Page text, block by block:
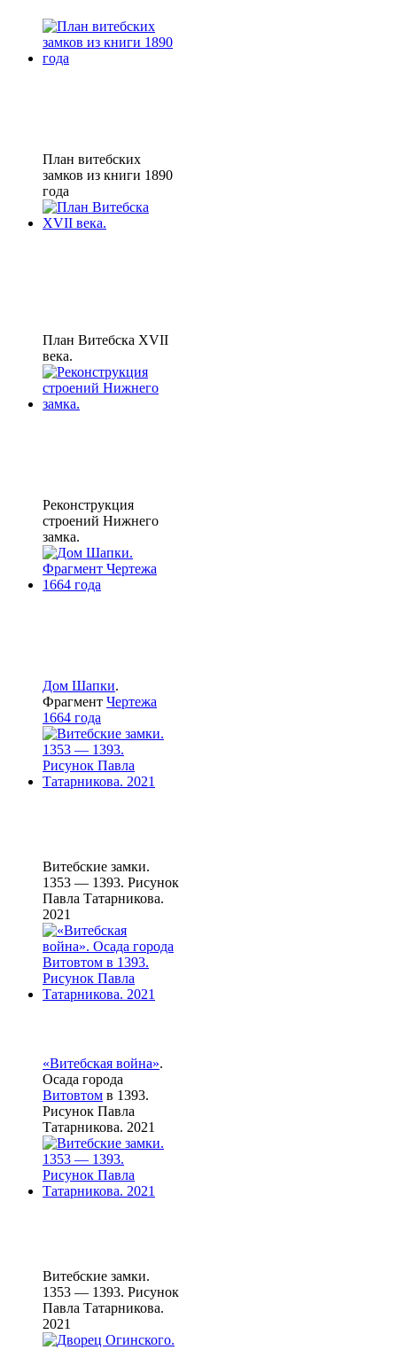
План витебских
замков из книги 1890
года
План Витебска XVII
века.
Реконструкция
строений Нижнего
замка.
Дом Шапки.
Фрагмент Чертежа
1664 года
Витебские замки.
1353 — 1393. Рисунок
Павла Татарникова.
2021
«Витебская война».
Осада города
Витовтом в 1393.
Рисунок Павла
Татарникова. 2021
Витебские замки.
1353 — 1393. Рисунок
Павла Татарникова.
2021